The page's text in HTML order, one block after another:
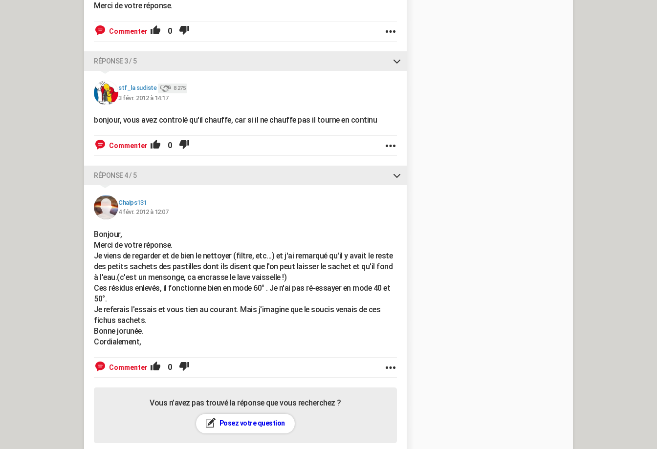
Merci de votre réponse.
Commenter 0
RÉPONSE 3 / 5
stf_la sudiste 8 275
3 févr. 2012 à 14:17
bonjour, vous avez controlé qu'il chauffe, car si il ne chauffe pas il tourne en continu
Commenter 0
RÉPONSE 4 / 5
Chalps131
4 févr. 2012 à 12:07
Bonjour,
Merci de votre réponse.
Je viens de regarder et de bien le nettoyer (filtre, etc...) et j'ai remarqué qu'il y avait le reste
des petits sachets des pastilles dont ils disent que l'on peut laisser le sachet et qu'il fond
à l'eau.(c'est un mensonge, ca encrasse le lave vaisselle !)
Ces résidus enlevés, il fonctionne bien en mode 60° . Je n'ai pas ré-essayer en mode 40 et
50°.
Je referais l'essais et vous tien au courant. Mais j'imagine que le soucis venais de ces
fichus sachets.
Bonne jorunée.
Cordialement,
Commenter 0
Vous n’avez pas trouvé la réponse que vous recherchez ?
Posez votre question